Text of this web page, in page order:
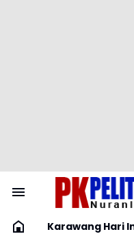
Karawang Hari